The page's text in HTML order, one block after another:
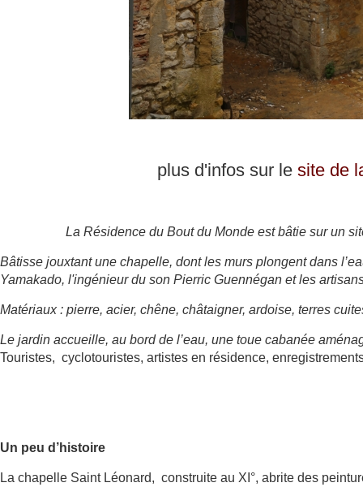
plus d'infos sur le site de
La Résidence du Bout du Monde est bâtie sur un
Bâtisse jouxtant une chapelle, dont les murs plongent dans
Yamakado, l'ingénieur du son Pierric Guennégan et les
Matériaux : pierre, acier, chêne, châtaigner, ardoise, terres
Le jardin accueille, au bord de l’eau, une toue cabanée
Touristes, cyclotouristes, artistes en résidence,
Un peu d’histoire
La chapelle Saint Léonard, construite au XI°, abrite des